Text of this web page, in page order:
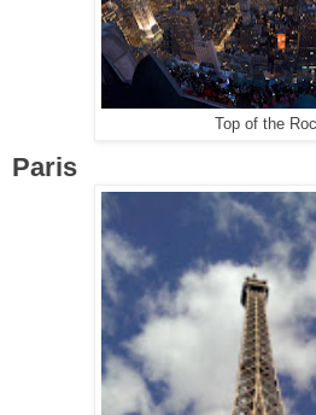
Top of the
Paris